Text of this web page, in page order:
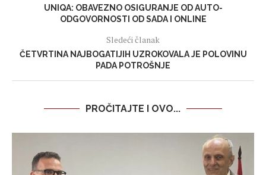
UNIQA: OBAVEZNO OSIGURANJE OD AUTO-
ODGOVORNOSTI OD SADA I ONLINE
Sledeći članak
ČETVRTINA NAJBOGATIJIH UZROKOVALA JE POLOVINU
PADA POTROŠNJE
PROČITAJTE I OVO...